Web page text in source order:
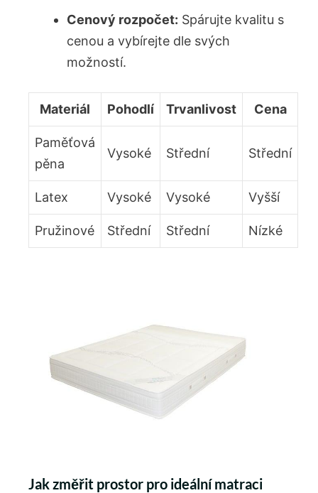
Cenový rozpočet: Spárujte kvalitu s
cenou a vybírejte dle svých
možností.
Materiál Pohodlí Trvanlivost Cena
Paměťová
pěna
Vysoké Střední Střední
Latex Vysoké Vysoké Vyšší
Pružinové Střední Střední Nízké
Jak změřit prostor pro ideální matraci